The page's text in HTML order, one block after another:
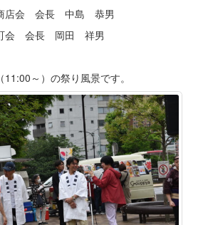
商店会 会長 中島 恭男
会 会長 岡田 祥男
～）の祭り風景です。